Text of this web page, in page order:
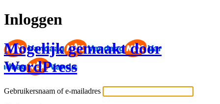
Inloggen
Mogelijk gemaakt door
WordPress
Gebruikersnaam of e-mailadres